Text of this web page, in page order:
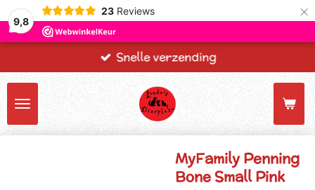
9,8
23 Reviews ×
Snelle verzending
MyFamily Penning
Bone Small Pink